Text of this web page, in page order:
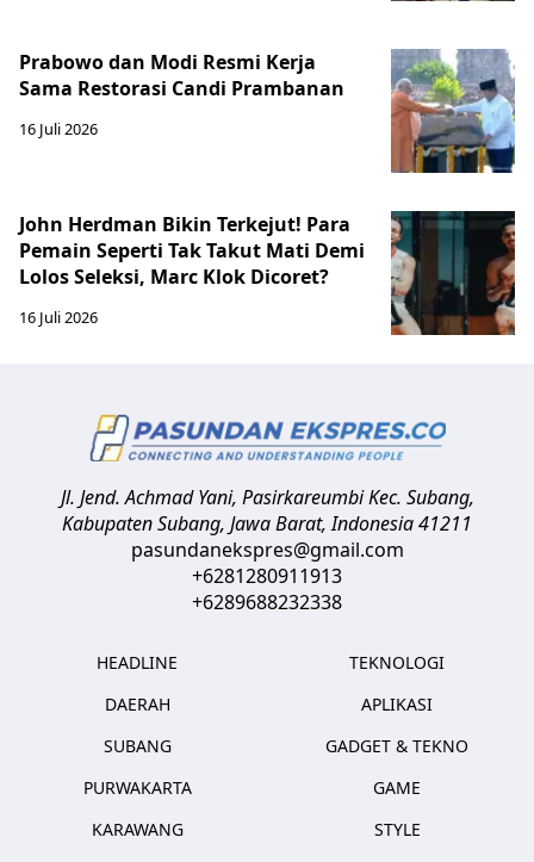
Prabowo dan Modi Resmi Kerja
Sama Restorasi Candi Prambanan
16 Juli 2026
John Herdman Bikin Terkejut! Para
Pemain Seperti Tak Takut Mati Demi
Lolos Seleksi, Marc Klok Dicoret?
16 Juli 2026
Jl. Jend. Achmad Yani, Pasirkareumbi Kec. Subang,
Kabupaten Subang, Jawa Barat,Indonesia41211
pasundanekspres@gmail.com
+6281280911913
+6289688232338
HEADLINE
DAERAH
SUBANG
PURWAKARTA
KARAWANG
TEKNOLOGI
APLIKASI
GADGET & TEKNO
GAME
STYLE